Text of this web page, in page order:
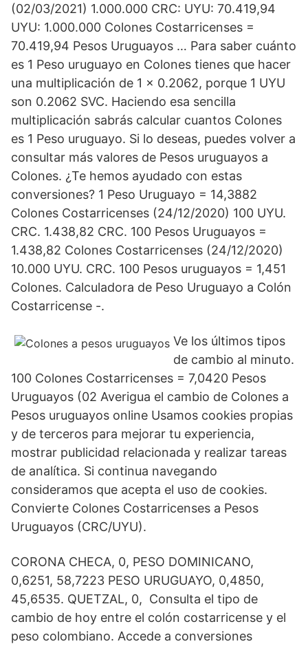
(02/03/2021) 1.000.000 CRC: UYU: 70.419,94
UYU: 1.000.000 Colones Costarricenses =
70.419,94 Pesos Uruguayos … Para saber cuánto
es 1 Peso uruguayo en Colones tienes que hacer
una multiplicación de 1 x 0.2062, porque 1 UYU
son 0.2062 SVC. Haciendo esa sencilla
multiplicación sabrás calcular cuantos Colones
es 1 Peso uruguayo. Si lo deseas, puedes volver a
consultar más valores de Pesos uruguayos a
Colones. ¿Te hemos ayudado con estas
conversiones? 1 Peso Uruguayo = 14,3882
Colones Costarricenses (24/12/2020) 100 UYU.
CRC. 1.438,82 CRC. 100 Pesos Uruguayos =
1.438,82 Colones Costarricenses (24/12/2020)
10.000 UYU. CRC. 100 Pesos uruguayos = 1,451
Colones. Calculadora de Peso Uruguayo a Colón
Costarricense -.
Ve los últimos tipos
de cambio al minuto.
100 Colones Costarricenses = 7,0420 Pesos
Uruguayos (02 Averigua el cambio de Colones a
Pesos uruguayos online Usamos cookies propias
y de terceros para mejorar tu experiencia,
mostrar publicidad relacionada y realizar tareas
de analítica. Si continua navegando
consideramos que acepta el uso de cookies.
Convierte Colones Costarricenses a Pesos
Uruguayos (CRC/UYU).
CORONA CHECA, 0, PESO DOMINICANO,
0,6251, 58,7223 PESO URUGUAYO, 0,4850,
45,6535. QUETZAL, 0, Consulta el tipo de
cambio de hoy entre el colón costarricense y el
peso colombiano. Accede a conversiones